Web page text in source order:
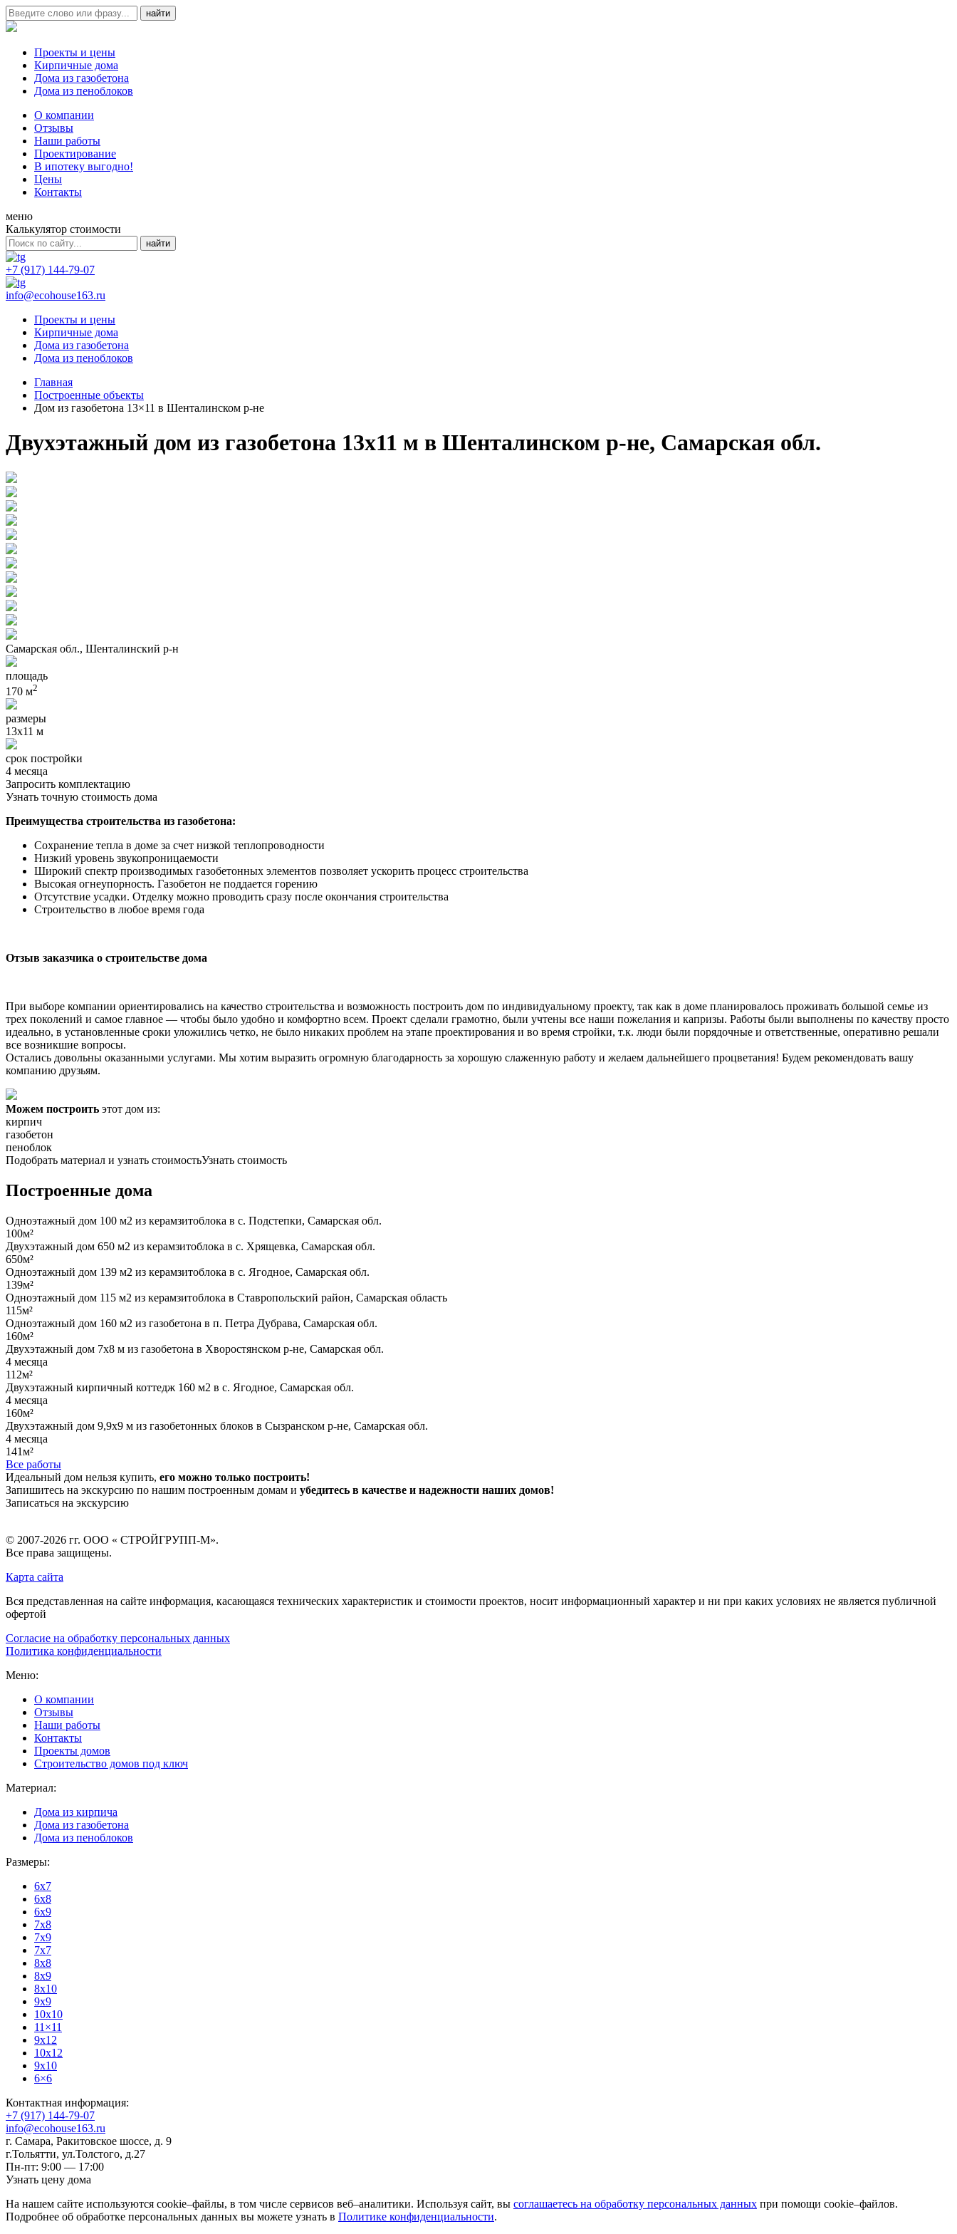
Проекты и цены
Кирпичные дома
Дома из газобетона
Дома из пеноблоков
О компании
Отзывы
Наши работы
Проектирование
В ипотеку выгодно!
Цены
Контакты
меню
Калькулятор стоимости
+7 (917) 144-79-07
info@ecohouse163.ru
Проекты и цены
Кирпичные дома
Дома из газобетона
Дома из пеноблоков
Главная
Построенные объекты
Дом из газобетона 13×11 в Шенталинском р-не
Двухэтажный дом из газобетона 13x11 м в Шенталинском р-не, Самарская обл.
Самарская обл., Шенталинский р-н
площадь
170 м2
размеры
13x11 м
срок постройки
4 месяца
Запросить комплектацию
Узнать точную стоимость дома
Преимущества строительства из газобетона:
Сохранение тепла в доме за счет низкой теплопроводности
Низкий уровень звукопроницаемости
Широкий спектр производимых газобетонных элементов позволяет ускорить процесс строительства
Высокая огнеупорность. Газобетон не поддается горению
Отсутствие усадки. Отделку можно проводить сразу после окончания строительства
Строительство в любое время года
Отзыв заказчика о строительстве дома
При выборе компании ориентировались на качество строительства и возможность построить дом по индивидуальному проекту, так как в доме планировалось проживать большой семье из
трех поколений и самое главное — чтобы было удобно и комфортно всем. Проект сделали грамотно, были учтены все наши пожелания и капризы. Работы были выполнены по качеству просто
идеально, в установленные сроки уложились четко, не было никаких проблем на этапе проектирования и во время стройки, т.к. люди были порядочные и ответственные, оперативно решали
все возникшие вопросы.
Остались довольны оказанными услугами. Мы хотим выразить огромную благодарность за хорошую слаженную работу и желаем дальнейшего процветания! Будем рекомендовать вашу
компанию друзьям.
Можем построить этот дом из:
кирпич
газобетон
пеноблок
Подобрать материал и узнать стоимостьУзнать стоимость
Построенные дома
Одноэтажный дом 100 м2 из керамзитоблока в с. Подстепки, Самарская обл.
100м²
Двухэтажный дом 650 м2 из керамзитоблока в с. Хрящевка, Самарская обл.
650м²
Одноэтажный дом 139 м2 из керамзитоблока в с. Ягодное, Самарская обл.
139м²
Одноэтажный дом 115 м2 из керамзитоблока в Ставропольский район, Самарская область
115м²
Одноэтажный дом 160 м2 из газобетона в п. Петра Дубрава, Самарская обл.
160м²
Двухэтажный дом 7х8 м из газобетона в Хворостянском р-не, Самарская обл.
4 месяца
112м²
Двухэтажный кирпичный коттедж 160 м2 в с. Ягодное, Самарская обл.
4 месяца
160м²
Двухэтажный дом 9,9х9 м из газобетонных блоков в Сызранском р-не, Самарская обл.
4 месяца
141м²
Все работы
Идеальный дом нельзя купить, его можно только построить!
Запишитесь на экскурсию по нашим построенным домам и убедитесь в качестве и надежности наших домов!
Записаться на экскурсию
© 2007-2026 гг. ООО « СТРОЙГРУПП-М».
Все права защищены.
Карта сайта
Вся представленная на сайте информация, касающаяся технических характеристик и стоимости проектов, носит информационный характер и ни при каких условиях не является публичной
офертой
Согласие на обработку персональных данных
Политика конфиденциальности
Меню:
О компании
Отзывы
Наши работы
Контакты
Проекты домов
Строительство домов под ключ
Материал:
Дома из кирпича
Дома из газобетона
Дома из пеноблоков
Размеры:
6x7
6x8
6x9
7x8
7x9
7x7
8x8
8x9
8x10
9x9
10x10
11×11
9x12
10x12
9x10
6×6
Контактная информация:
+7 (917) 144-79-07
info@ecohouse163.ru
г. Самара, Ракитовское шоссе, д. 9
г.Тольятти, ул.Толстого, д.27
Пн-пт: 9:00 — 17:00
Узнать цену дома
На нашем сайте используются cookie–файлы, в том числе сервисов веб–аналитики. Используя сайт, вы соглашаетесь на обработку персональных данных при помощи cookie–файлов.
Подробнее об обработке персональных данных вы можете узнать в Политике конфиденциальности.